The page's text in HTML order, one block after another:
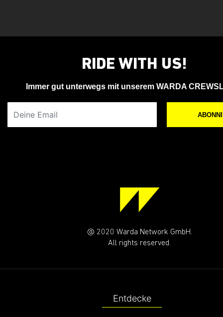
RIDE WITH US!
Immer gut unterwegs mit unserem WARDA
@ 2020 Warda Network GmbH.
All rights reserved.
Entdecke